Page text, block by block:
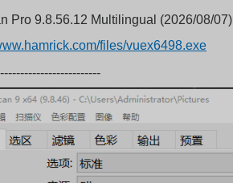
Pro 9.8.56.12 Multilingual (2026/08/07)
files/vuex6498.exe